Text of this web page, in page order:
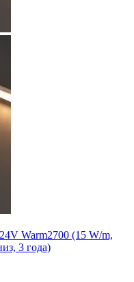
Warm2700 (15 W/m,
3 года)